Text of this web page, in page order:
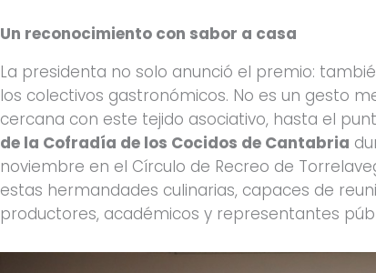
Un reconocimiento con sabor a casa
La presidenta no solo anunció el premio:
los colectivos gastronómicos. No es un gesto
cercana con este tejido asociativo, hasta el
de la Cofradía de los Cocidos de Cantabria
noviembre en el Círculo de Recreo de
estas hermandades culinarias, capaces de
productores, académicos y representantes